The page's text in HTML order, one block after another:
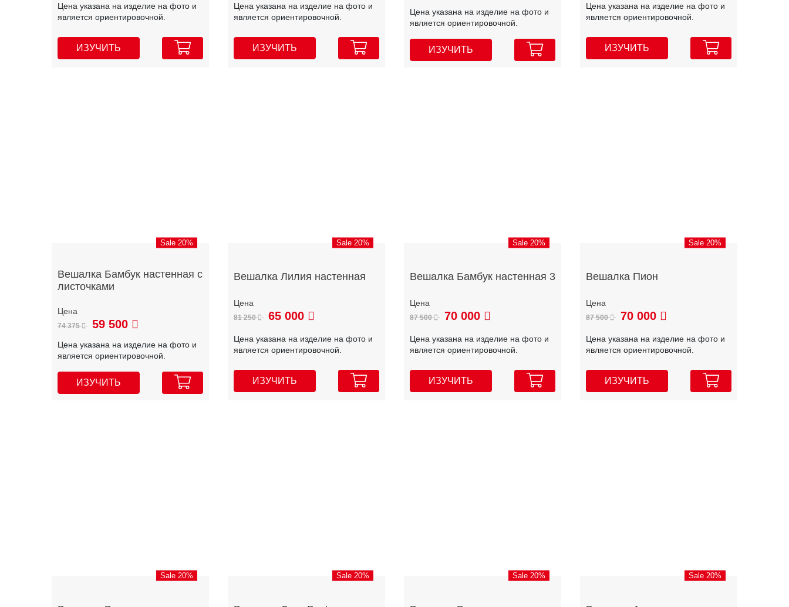
Цена указана на изделие на фото и
является ориентировочной.
ИЗУЧИТЬ
Цена указана на изделие на фото и
является ориентировочной.
ИЗУЧИТЬ
Цена указана на изделие на фото и
является ориентировочной.
ИЗУЧИТЬ
Цена указана на изделие на фото и
является ориентировочной.
ИЗУЧИТЬ
Sale 20%
Вешалка Бамбук настенная с
листочками
74 375 59 500
Цена указана на изделие на фото и
является ориентировочной.
ИЗУЧИТЬ
Sale 20%
Вешалка Лилия настенная
81 250 65 000
Цена указана на изделие на фото и
является ориентировочной.
ИЗУЧИТЬ
Sale 20%
Вешалка Бамбук настенная 3
87 500 70 000
Цена указана на изделие на фото и
является ориентировочной.
ИЗУЧИТЬ
Sale 20%
Вешалка Пион
87 500 70 000
Цена указана на изделие на фото и
является ориентировочной.
ИЗУЧИТЬ
Sale 20% Sale 20% Sale 20% Sale 20%